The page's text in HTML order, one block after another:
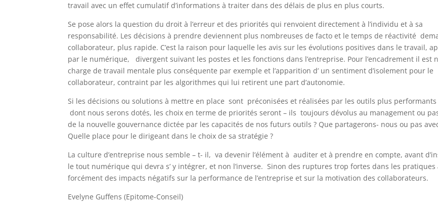
travail avec un effet cumulatif d’informations à traiter dans des délais de plus en plus courts.
Se pose alors la question du droit à l’erreur et des priorités qui renvoient directement à l’individu et à sa
responsabilité. Les décisions à prendre deviennent plus nombreuses de facto et le temps de réactivité
collaborateur, plus rapide. C’est la raison pour laquelle les avis sur les évolutions positives dans le travail,
par le numérique, divergent suivant les postes et les fonctions dans l’entreprise. Pour l’encadrement il est
charge de travail mentale plus conséquente par exemple et l’apparition d’ un sentiment d’isolement pour le
collaborateur, contraint par les algorithmes qui lui retirent une part d’autonomie.
Si les décisions ou solutions à mettre en place sont préconisées et réalisées par les outils plus performants
dont nous serons dotés, les choix en terme de priorités seront – ils toujours dévolus au management ou
de la nouvelle gouvernance dictée par les capacités de nos futurs outils ? Que partagerons- nous ou pas
Quelle place pour le dirigeant dans le choix de sa stratégie ?
La culture d’entreprise nous semble – t- il, va devenir l’élément à auditer et à prendre en compte, avant
le tout numérique qui devra s’ y intégrer, et non l’inverse. Sinon des ruptures trop fortes dans les
forcément des impacts négatifs sur la performance de l’entreprise et sur la motivation des collaborateurs.
Evelyne Guffens (Epitome-Conseil)